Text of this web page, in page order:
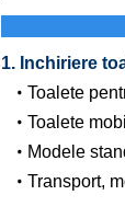
1. Inchiriere
Toalete
Toalete
Modele
Transport,